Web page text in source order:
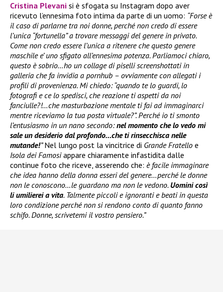
Cristina Plevani si è sfogata su Instagram dopo aver
ricevuto l’ennesima foto intima da parte di un uomo: “Forse è
il caso di parlarne tra noi donne, perché non credo di essere
l’unica “fortunella” a trovare messaggi del genere in privato.
Come non credo essere l’unica a ritenere che questo genere
maschile e’ uno sfigato all’ennesima potenza. Parliamoci chiaro,
questo è sobrio…ho un collage di piselli screenshottati in
galleria che fa invidia a pornhub – ovviamente con allegati i
profili di provenienza. Mi chiedo: “quando te lo guardi, lo
fotografi e ce lo spedisci, che reazione ti aspetti da noi
fanciulle?!…che masturbazione mentale ti fai ad immaginarci
mentre riceviamo la tua posta virtuale?”. Perché io ti smonto
l’entusiasmo in un nano secondo:nel momento che lo vedo mi
sale un desiderio dal profondo…che ti rinsecchisca nelle
mutande!”Nel lungo post la vincitrice di Grande Fratello e
Isola dei Famosiappare chiaramente infastidita dalle
continue foto che riceve, asserendo che: è facile immaginare
che idea hanno della donna esseri del genere…perché le donne
non le conoscono…le guardano ma non le vedono. Uomini così
li umilierei a vita. Talmente piccoli e ignoranti e beati in questa
loro condizione perché non si rendono conto di quanto fanno
schifo. Donne, scrivetemi il vostro pensiero.”